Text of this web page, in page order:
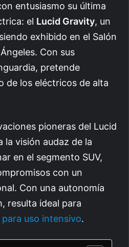
entusiasmo su última
el Lucid Gravity, un
exhibido en el Salón
Con sus
pretende
de los eléctricos de alta
pioneras del Lucid
la visión audaz de la
en el segmento SUV,
con un
Con una autonomía
resulta ideal para
uso intensivo.